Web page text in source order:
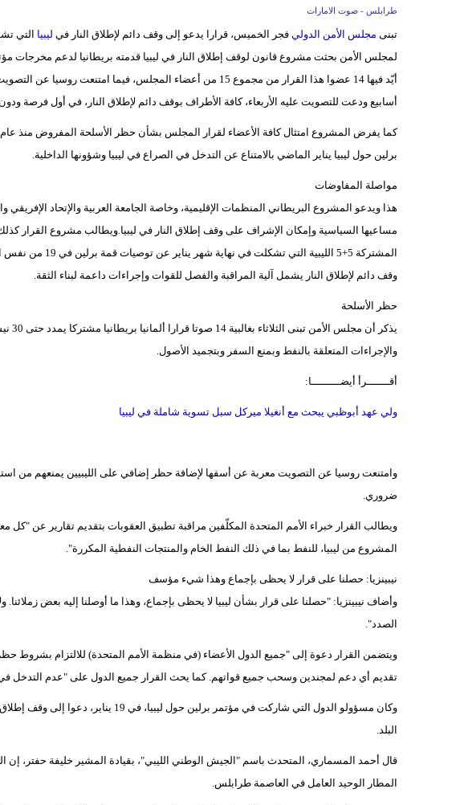
طرابلس - صوت الامارات
تبنى مجلس الأمن الدوليفجر الخميس، قرارا يدعو إلى وقف دائم لإطلاق النار في ليبيا التي
لمجلس الأمن بحثت مشروع قانون لوقف إطلاق النار في ليبيا قدمته بريطانيا لدعم مخرجات
أيّد فيها 14 عضوا هذا القرار من مجموع 15 من أعضاء المجلس، فيما
أسابيع ودعت للتصويت عليه الأربعاء، كافة الأطراف بوقف دائم لإطلاق النار، في أول فرصة
برلين حول ليبيا يناير الماضي بالامتناع عن التدخل في الصراع في ليبيا وشؤونها الداخلية.
مواصلة المفاوضات
هذا ويدعو المشروع البريطاني المنظمات الإقليمية، وخاصة الجامعة العربية والإتحاد الإفريقي
مساعيها السياسية وإمكان الإشراف على وقف إطلاق النار في ليبيا.ويطالب مشروع القرار
المشتركة 5+5
وقف دائم لإطلاق النار يشمل آلية المراقبة والفصل للقوات وإجراءات داعمة لبناء الثقة.
حظر الأسلحة
والإجراءات المتعلقة بالنفط وبمنع السفر وبتجميد الأصول.
أقـــــــرأ أيضـــــــــا:
ولي عهد أبوظبي يبحث مع أنغيلا ميركل سبل تسوية شاملة في ليبيا
وامتنعت روسيا عن التصويت معربة عن أسفها لإضافة حظر إضافي على الليبيين يمنعهم من
ضروري.
ويطالب القرار خبراء الأمم المتحدة المكلّفين مراقبة تطبيق العقوبات بتقديم تقارير عن "كل
المشروع من ليبيا، للنفط بما في ذلك النفط الخام والمنتجات النفطية المكررة".
نيبينزيا: حصلنا على قرار لا يحظى بإجماع وهذا شيء مؤسف
وأضاف نيبينزيا: "حصلنا على قرار بشأن ليبيا لا يحظى بإجماع، وهذا ما أوصلنا إليه بعض
الصدد".
تقديم أي دعم لمجندين وسحب جميع قواتهم. كما يحث القرار جميع الدول على "عدم التدخل
وكان مسؤولو الدول التي شاركت في مؤتمر
البلد.
قال أحمد المسماري، المتحدث باسم "الجيش الوطني الليبي"، بقيادة المشير خليفة حفتر، إن
المطار الوحيد العامل في العاصمة طرابلس.